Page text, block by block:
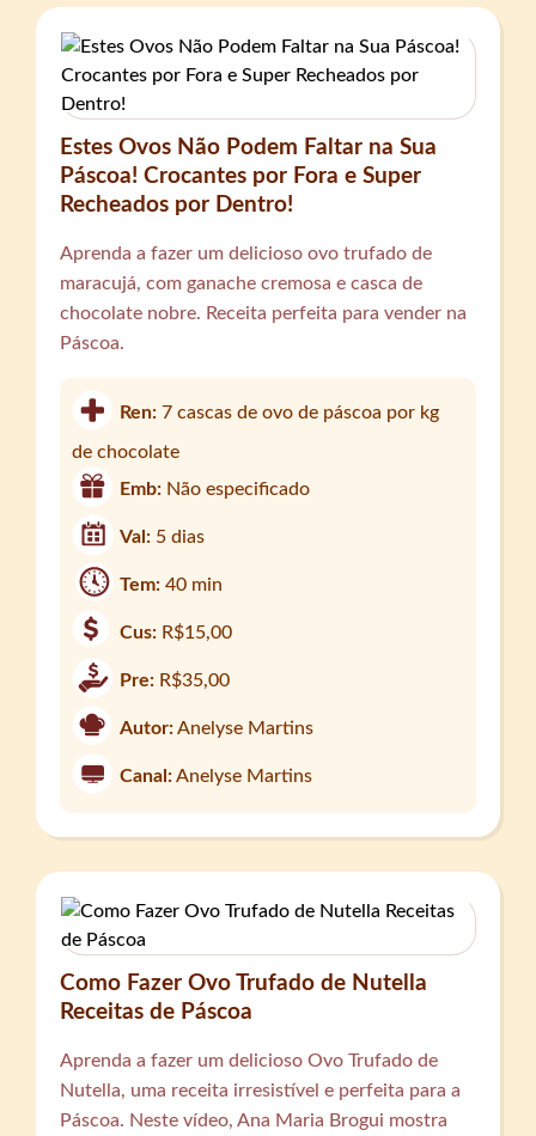
Estes Ovos Não Podem Faltar na Sua
Páscoa! Crocantes por Fora e Super
Recheados por Dentro!
Aprenda a fazer um delicioso ovo trufado de
maracujá, com ganache cremosa e casca de
chocolate nobre. Receita perfeita para vender na
Páscoa.
Ren:7 cascas de ovo de páscoa por kg
de chocolate
Emb: Não especificado
Val: 5 dias
Tem:40 min
Cus: R$15,00
Pre: R$35,00
Autor:Anelyse Martins
Canal:Anelyse Martins
Como Fazer Ovo Trufado de Nutella
Receitas de Páscoa
Aprenda a fazer um delicioso Ovo Trufado de
Nutella, uma receita irresistível e perfeita para a
Páscoa. Neste vídeo, Ana Maria Brogui mostra